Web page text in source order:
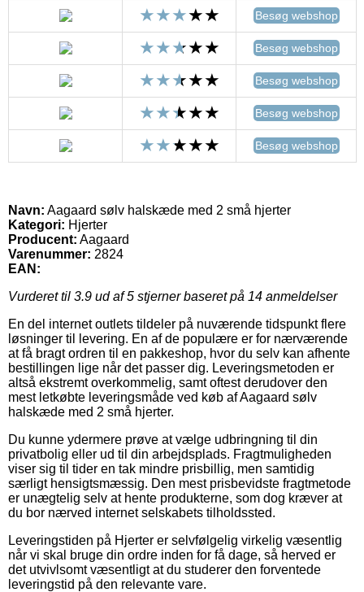
Besøg webshop
Besøg webshop
Besøg webshop
Besøg webshop
Besøg webshop
Navn: Aagaard sølv halskæde med 2 små hjerter
Kategori: Hjerter
Producent: Aagaard
Varenummer: 2824
EAN:
Vurderet til 3.9 ud af 5 stjerner baseret på 14 anmeldelser
En del internet outlets tildeler på nuværende tidspunkt flere
løsninger til levering. En af de populære er for nærværende
at få bragt ordren til en pakkeshop, hvor du selv kan afhente
bestillingen lige når det passer dig. Leveringsmetoden er
altså ekstremt overkommelig, samt oftest derudover den
mest letkøbte leveringsmåde ved køb af Aagaard sølv
halskæde med 2 små hjerter.
Du kunne ydermere prøve at vælge udbringning til din
privatbolig eller ud til din arbejdsplads. Fragtmuligheden
viser sig til tider en tak mindre prisbillig, men samtidig
særligt hensigtsmæssig. Den mest prisbevidste fragtmetode
er unægtelig selv at hente produkterne, som dog kræver at
du bor nærved internet selskabets tilholdssted.
Leveringstiden på Hjerter er selvfølgelig virkelig væsentlig
når vi skal bruge din ordre inden for få dage, så herved er
det utvivlsomt væsentligt at du studerer den forventede
leveringstid på den relevante vare.